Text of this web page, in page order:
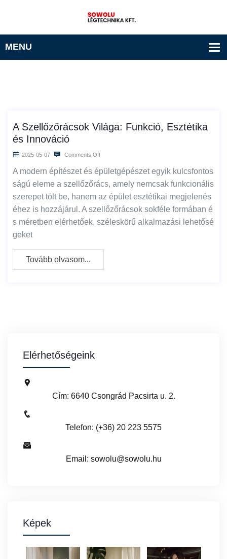
A Szellőzőrácsok Világa: Funkció, Esztétika
és Innováció
2025-05-07 Comments Off
A modern építészet és épületgépészet egyik kulcsfontos
ságú eleme a szellőzőrács, amely nemcsak funkcionális
szerepet tölt be, hanem az épület esztétikai megjelenés
éhez is hozzájárul. A szellőzőrácsok sokféle formában é
s méretben elérhetőek, széleskörű alkalmazási lehetősé
geket
Tovább olvasom...
Elérhetőségeink
Cím: 6640 Csongrád Pacsirta u. 2.
Telefon: (+36) 20 223 5575
Email: sowolu@sowolu.hu
Képek